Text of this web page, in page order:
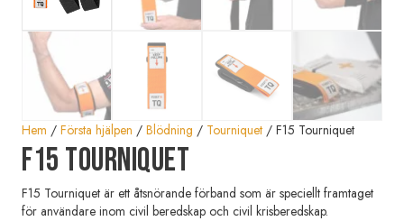
Hem / Första hjälpen / Blödning / Tourniquet / F15 Tourniquet
F15 Tourniquet
F15 Tourniquet är ett åtsnörande förband som är speciellt framtaget
för användare inom civil beredskap och civil krisberedskap.